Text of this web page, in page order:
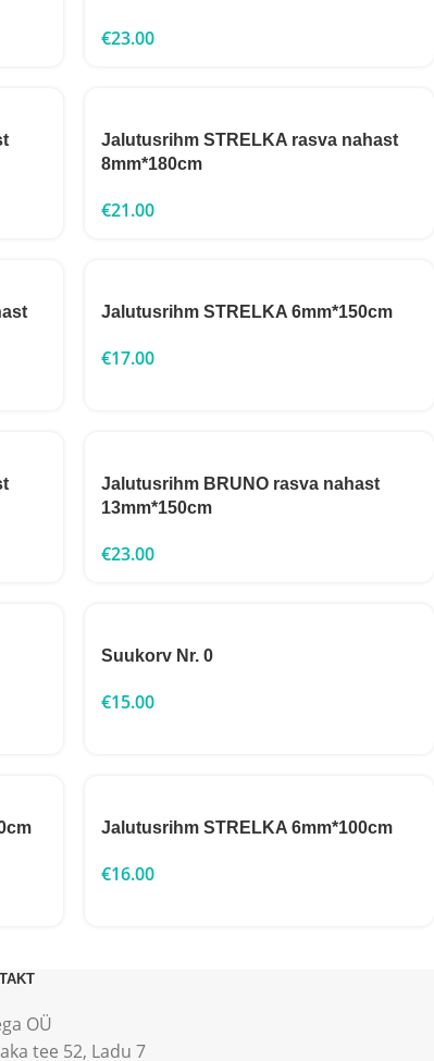
€23.00
Jalutusrihm STRELKA rasva nahast
8mm*180cm
€21.00
Jalutusrihm STRELKA 6mm*150cm
€17.00
Jalutusrihm BRUNO rasva nahast
13mm*150cm
€23.00
Suukorv Nr. 0
€15.00
Jalutusrihm STRELKA 6mm*100cm
€16.00
OÜ
tee 52, Ladu 7